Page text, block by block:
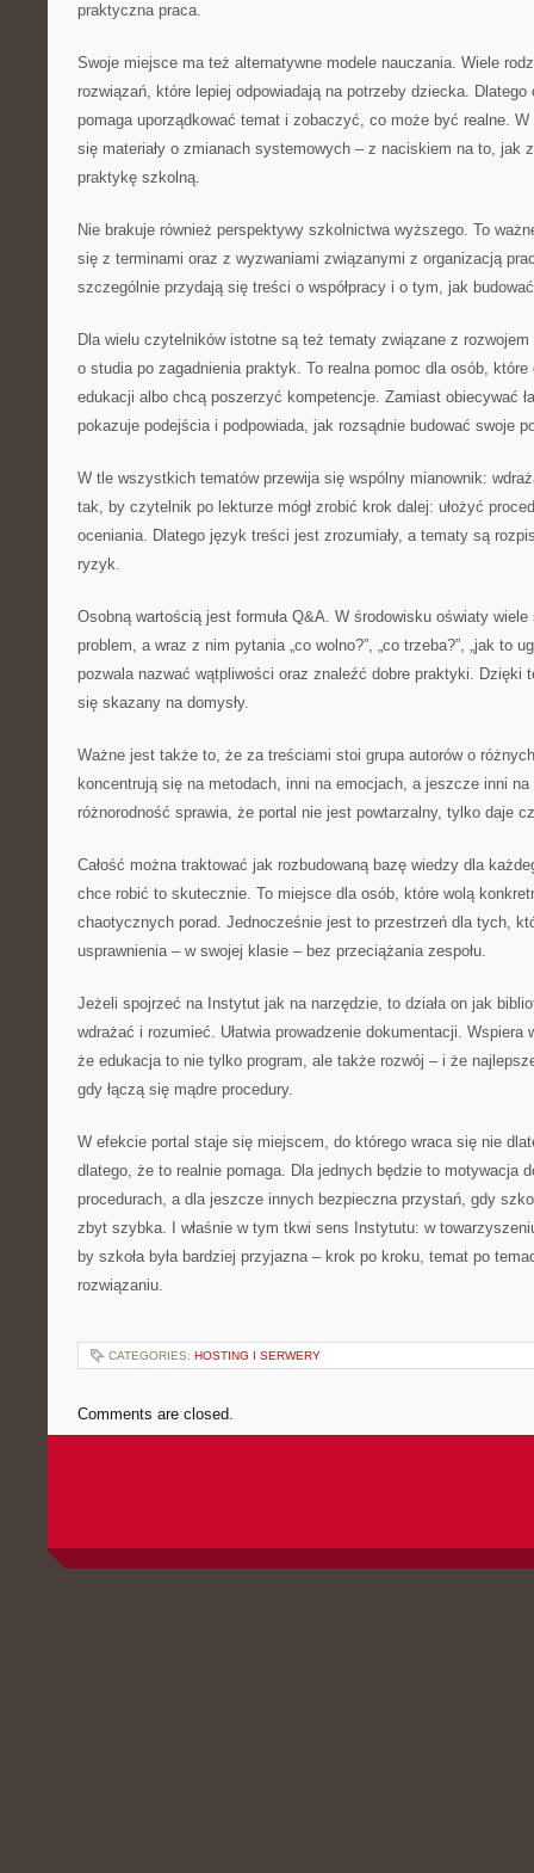
praktyczna praca.
Swoje miejsce ma też alternatywne modele nauczania. Wiele
rozwiązań, które lepiej odpowiadają na potrzeby dziecka. Dlatego
pomaga uporządkować temat i zobaczyć, co może być realne. W
się materiały o zmianach systemowych – z naciskiem na to, jak
praktykę szkolną.
Nie brakuje również perspektywy szkolnictwa wyższego. To
się z terminami oraz z wyzwaniami związanymi z organizacją
szczególnie przydają się treści o współpracy i o tym, jak
Dla wielu czytelników istotne są też tematy związane z
o studia po zagadnienia praktyk. To realna pomoc dla osób,
edukacji albo chcą poszerzyć kompetencje. Zamiast obiecywać
pokazuje podejścia i podpowiada, jak rozsądnie budować swoje
W tle wszystkich tematów przewija się wspólny mianownik:
tak, by czytelnik po lekturze mógł zrobić krok dalej: ułożyć
oceniania. Dlatego język treści jest zrozumiały, a tematy są
ryzyk.
Osobną wartością jest formuła Q&A. W środowisku oświaty
problem, a wraz z nim pytania „co wolno?”, „co trzeba?”, „jak to
pozwala nazwać wątpliwości oraz znaleźć dobre praktyki. Dzięki
się skazany na domysły.
Ważne jest także to, że za treściami stoi grupa autorów o
koncentrują się na metodach, inni na emocjach, a jeszcze inni
różnorodność sprawia, że portal nie jest powtarzalny, tylko daje
Całość można traktować jak rozbudowaną bazę wiedzy dla
chce robić to skutecznie. To miejsce dla osób, które wolą
chaotycznych porad. Jednocześnie jest to przestrzeń dla tych,
usprawnienia – w swojej klasie – bez przeciążania zespołu.
Jeżeli spojrzeć na Instytut jak na narzędzie, to działa on jak
wdrażać i rozumieć. Ułatwia prowadzenie dokumentacji. Wspiera
że edukacja to nie tylko program, ale także rozwój – i że
gdy łączą się mądre procedury.
W efekcie portal staje się miejscem, do którego wraca się nie
dlatego, że to realnie pomaga. Dla jednych będzie to motywacja
procedurach, a dla jeszcze innych bezpieczna przystań, gdy
zbyt szybka. I właśnie w tym tkwi sens Instytutu: w
by szkoła była bardziej przyjazna – krok po kroku, temat po
rozwiązaniu.
CATEGORIES: HOSTING I SERWERY
Comments are closed.